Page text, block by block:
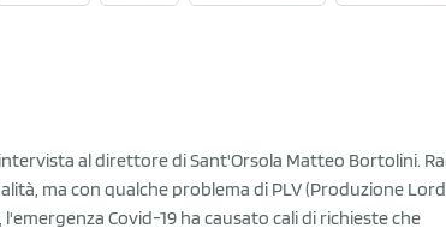
intervista al direttore di Sant'Orsola Matteo Bortolini.
ma con qualche problema di PLV (Produzione
Covid-19 ha causato cali di richieste che